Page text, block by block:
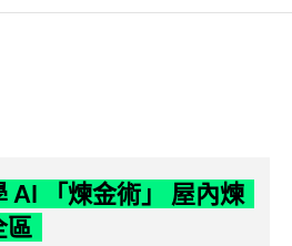
AI 「煉金術」 屋內煉
區